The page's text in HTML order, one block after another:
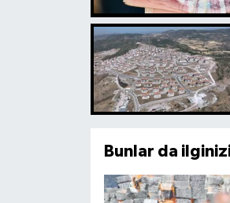
Bunlar da